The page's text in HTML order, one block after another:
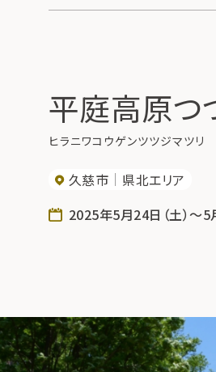
平庭高原つ
ヒラニワコウゲンツツジマツリ
久慈市
県北エリア
2025年5月24日（土）～5